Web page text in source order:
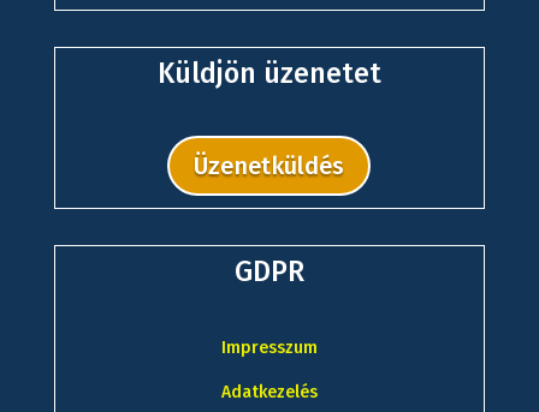
Küldjön üzenetet
Üzenetküldés
GDPR
Impresszum
Adatkezelés